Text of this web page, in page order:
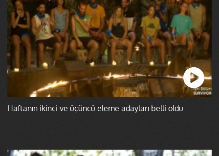
Haftanın ikinci ve üçüncü eleme adayları belli oldu